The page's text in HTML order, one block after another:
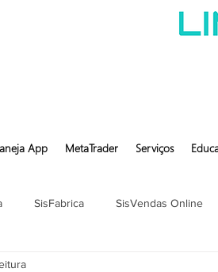
App MetaTrader Serviços
SisFabrica SisVendas Online